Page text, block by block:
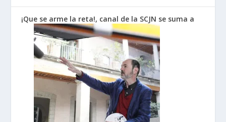
¡Que se arme la reta!, canal de la SCJN se suma a